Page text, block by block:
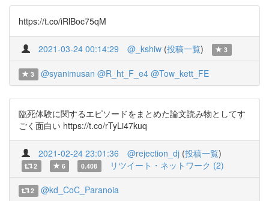
https://t.co/iRlBoc75qM
2021-03-24 00:14:29 @_kshiw (投稿一覧) 3
3 @syanimusan @R_ht_F_e4 @Tow_kett_FE
臨死体験に関するエピソードをまとめた論文読み物としてす
ごく面白い https://t.co/rTyLi47kuq
2021-02-24 23:01:36 @rejection_dj (投稿一覧)
2 6 0.408 リツイート・ネットワーク (2)
2 @kd_CoC_Paranoia